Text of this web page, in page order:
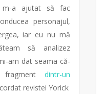
m-a ajutat să fac
personajul,
iar eu nu mă
să analizez
am dat seama că-
dintr-un
revistei Yorick